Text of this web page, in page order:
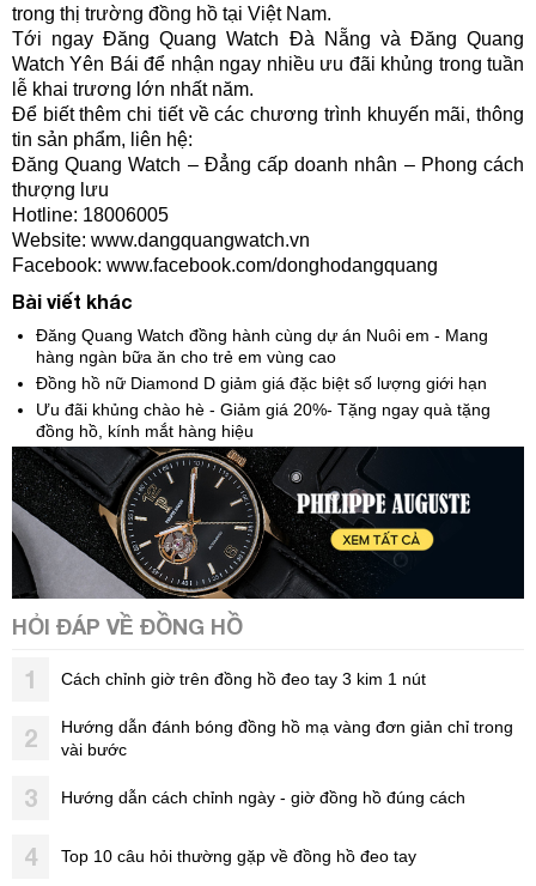
trong thị trường đồng hồ tại Việt Nam.
Tới ngay Đăng Quang Watch Đà Nẵng và Đăng Quang
Watch Yên Bái để nhận ngay nhiều ưu đãi khủng trong tuần
lễ khai trương lớn nhất năm.
Để biết thêm chi tiết về các chương trình khuyến mãi, thông
tin sản phẩm, liên hệ:
Đăng Quang Watch – Đẳng cấp doanh nhân – Phong cách
thượng lưu
Hotline: 18006005
Website: www.dangquangwatch.vn
Facebook: www.facebook.com/donghodangquang
Bài viết khác
Đăng Quang Watch đồng hành cùng dự án Nuôi em - Mang
hàng ngàn bữa ăn cho trẻ em vùng cao
Đồng hồ nữ Diamond D giảm giá đặc biệt số lượng giới hạn
Ưu đãi khủng chào hè - Giảm giá 20%- Tặng ngay quà tặng
đồng hồ, kính mắt hàng hiệu
HỎI ĐÁP VỀ ĐỒNG HỒ
1 Cách chỉnh giờ trên đồng hồ đeo tay 3 kim 1 nút
2
Hướng dẫn đánh bóng đồng hồ mạ vàng đơn giản chỉ trong
vài bước
3 Hướng dẫn cách chỉnh ngày - giờ đồng hồ đúng cách
4 Top 10 câu hỏi thường gặp về đồng hồ đeo tay